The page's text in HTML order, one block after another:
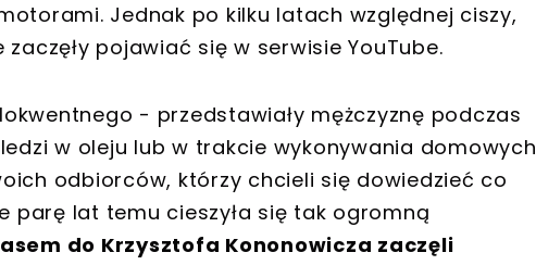
Jednak po kilku latach względnej ciszy,
pojawiać się w serwisie YouTube.
- przedstawiały mężczyznę podczas
w oleju lub w trakcie wykonywania domowych
odbiorców, którzy chcieli się dowiedzieć co
parę lat temu cieszyła się tak ogromną
do Krzysztofa Kononowicza zaczęli